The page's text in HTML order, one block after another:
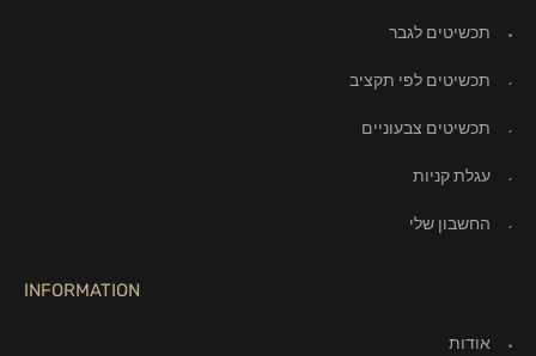
תכשיטים לגבר
תכשיטים לפי תקציב
תכשיטים צבעוניים
עגלת קניות
החשבון שלי
INFORMATION
אודות